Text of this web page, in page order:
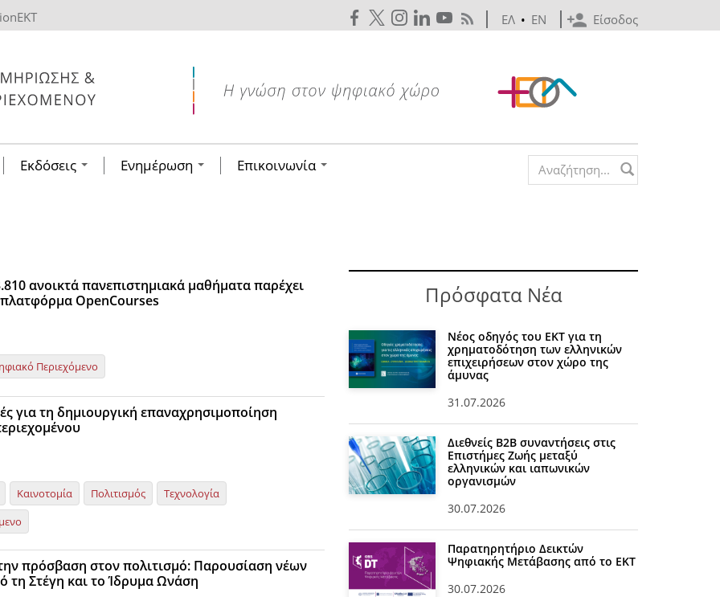
Είσοδος
ΕΛ • EN
Εκδόσεις Ενημέρωση Επικοινωνία Search form
ανοικτά πανεπιστημιακά μαθήματα παρέχει
OpenCourses
Περιεχόμενο
για τη δημιουργική επαναχρησιμοποίηση
Καινοτομία Πολιτισμός
Τεχνολογία
πρόσβαση στον πολιτισμό: Παρουσίαση νέων
Στέγη και το Ίδρυμα Ωνάση
Πρόσφατα Νέα
Νέος οδηγός του ΕΚΤ για τη
χρηματοδότηση των ελληνικών
επιχειρήσεων στον χώρο της
άμυνας
31.07.2026
Διεθνείς Β2Β συναντήσεις στις
Επιστήμες Ζωής μεταξύ
ελληνικών και ιαπωνικών
οργανισμών
30.07.2026
Παρατηρητήριο Δεικτών
Ψηφιακής Μετάβασης από το ΕΚΤ
30.07.2026